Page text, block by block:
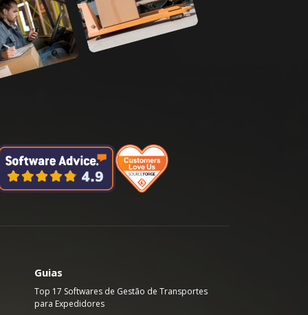
Guias
Top 17 Softwares de Gestão de Transportes
para Expedidores